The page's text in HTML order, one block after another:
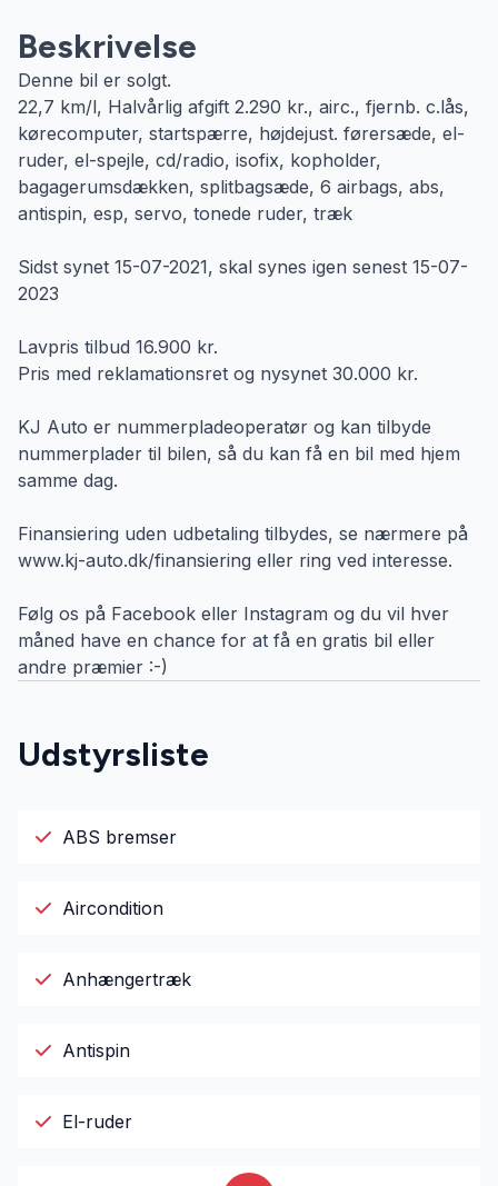
Beskrivelse
Denne bil er solgt.
22,7 km/l, Halvårlig afgift 2.290 kr., airc., fjernb. c.lås,
kørecomputer, startspærre, højdejust. førersæde, el-
ruder, el-spejle, cd/radio, isofix, kopholder,
bagagerumsdækken, splitbagsæde, 6 airbags, abs,
antispin, esp, servo, tonede ruder, træk
Sidst synet 15-07-2021, skal synes igen senest 15-07-
2023
Lavpris tilbud 16.900 kr.
Pris med reklamationsret og nysynet 30.000 kr.
KJ Auto er nummerpladeoperatør og kan tilbyde
nummerplader til bilen, så du kan få en bil med hjem
samme dag.
Finansiering uden udbetaling tilbydes, se nærmere på
www.kj-auto.dk/finansiering eller ring ved interesse.
Følg os på Facebook eller Instagram og du vil hver
måned have en chance for at få en gratis bil eller
andre præmier :-)
Udstyrsliste
ABS bremser
Aircondition
Anhængertræk
Antispin
El-ruder